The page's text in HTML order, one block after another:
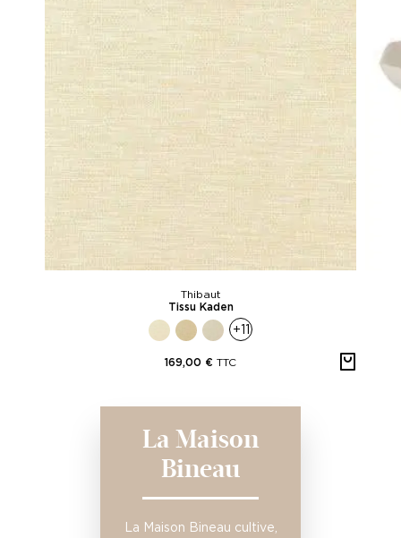
Thibaut
Tissu Kaden
+11
169,00 € TTC
La Maison
Bineau
La Maison Bineau cultive,